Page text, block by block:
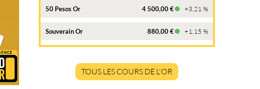
50 Pesos Or 4 500,00 € +3,21 %
Souverain Or 880,00 € +1,15 %
TOUS LES COURS DE L'OR